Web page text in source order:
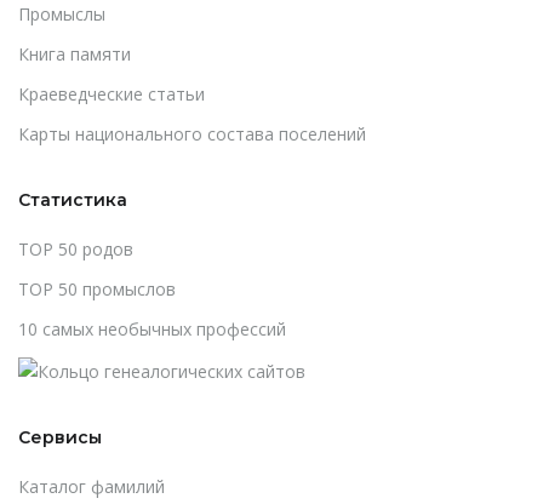
Промыслы
Книга памяти
Краеведческие статьи
Карты национального состава поселений
Статистика
TOP 50 родов
TOP 50 промыслов
10 самых необычных профессий
Сервисы
Каталог фамилий